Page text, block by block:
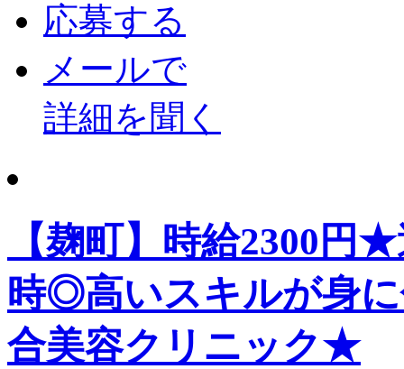
応募する
メールで
詳細を聞く
【麹町】時給2300円
時◎高いスキルが身
合美容クリニック★